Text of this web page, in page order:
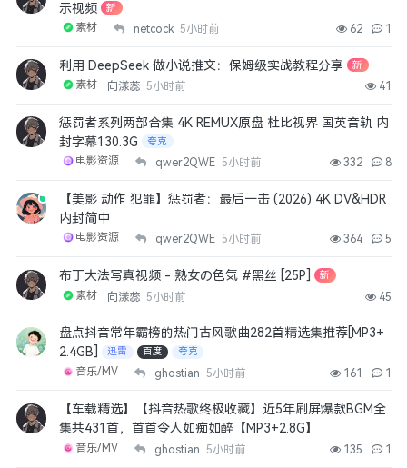
示视频
新
素材 netcock 5小时前 62 1
利用 DeepSeek 做小说推文：保姆级实战教程分享 新
素材 向漾蕊 5小时前 41
惩罚者系列两部合集 4K REMUX原盘 杜比视界 国英音轨 内
封字幕130.3G
夸克
电影资源 qwer2QWE 5小时前 332 8
【美影 动作 犯罪】惩罚者：最后一击 (2026) 4K DV&HDR
内封简中
电影资源 qwer2QWE 5小时前 364 5
布丁大法写真视频 - 熟女の色気 #黑丝 [25P] 新
素材 向漾蕊 5小时前 45
盘点抖音常年霸榜的热门古风歌曲282首精选集推荐[MP3+
2.4GB]
迅雷 百度 夸克
音乐/MV ghostian 5小时前 161 1
【车载精选】【抖音热歌终极收藏】近5年刷屏爆款BGM全
集共431首，首首令人如痴如醉【MP3+2.8G】
音乐/MV ghostian 5小时前 135 1
DD
moru
13天前
好站
7天前
余哥明天
进入首页
ptqtosf
6天前 👍0
0703